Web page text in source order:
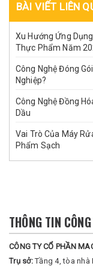
BÀI VIẾT LIÊN
Xu Hướng Ứng
Thực Phẩm Năm
Công Nghệ Đóng
Nghiệp?
Công Nghệ Đồng
Dầu
Vai Trò Của Máy
Phẩm Sạch
THÔNG TIN
CÔNG TY CỔ PHẦN
Trụ sở:Tầng 4, tòa nhà